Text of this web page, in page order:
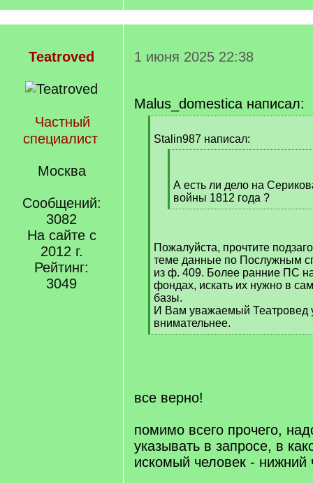
Teatroved
Частный
специалист
Москва
Сообщений:
3082
На сайте с
2012 г.
Рейтинг:
3049
1 июня 2025 22:38
Malus_domestica написал:
q
Stalin987 написал:
]
А есть ли дело на
войны 1812 года ?
[
]
Пожалуйста, прочтите
теме данные по Послужным
из ф. 409. Более ранние ПС
фондах, искать их нужно в
базы.
И Вам уважаемый Театровед
внимательнее.
[
все верно!
помимо всего прочего,
указывать в запросе, в
искомый человек -